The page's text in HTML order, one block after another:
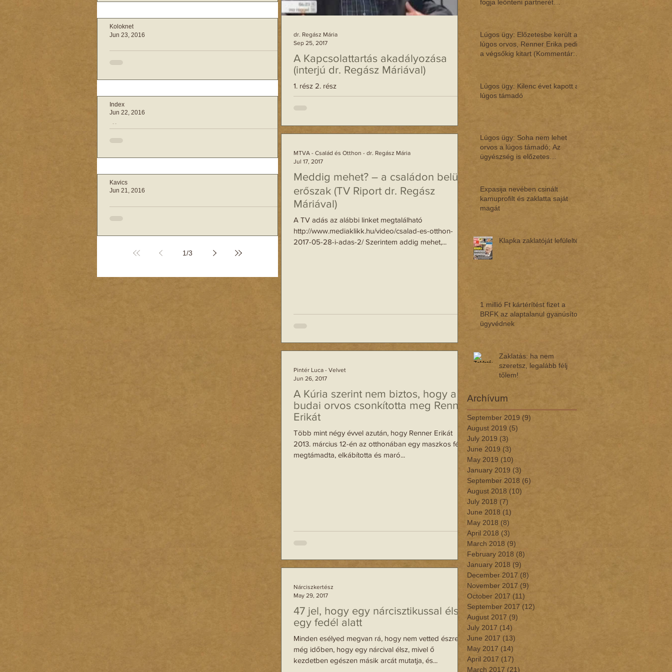
megelőzését célzó baranyai oktatóvideók a nőknek. A
kihívó öltözködés, az...
Dühkitörés – 5 intő jel
számára. Van azonban öt olyan figyelmeztető jel, mely
arra utal, hogy gyermeke...
Koloknet
Jun 23, 2016
Öten molesztáltak egy 14 éves
az ítéletét kedden annak az öt nyíregyházi fiúnak, akik
szexuálisan molesztáltak...
Index
Jun 22, 2016
Szentendrei gyilkosság: 56
szerelmét
Kavics
Jun 21, 2016
1/3
A Kapcsolattartás akadályozása
(interjú dr. Regász Máriával)
1. rész 2. rész
dr. Regász Mária
Sep 25, 2017
Meddig mehet? – a családon belüli
erőszak (TV Riport dr. Regász
Máriával)
A TV adás az alábbi linket megtalálható
http://www.mediaklikk.hu/video/csalad-es-otthon-
2017-05-28-i-adas-2/ Szerintem addig mehet,...
MTVA - Család és Otthon - dr. Regász Mária
Jul 17, 2017
A Kúria szerint nem biztos, hogy a
budai orvos csonkította meg Renner
Erikát
Több mint négy évvel azután, hogy Renner Erikát
2013. március 12-én az otthonában egy maszkos férfi
megtámadta, elkábította és maró...
Pintér Luca - Velvet
Jun 26, 2017
47 jel, hogy egy nárcisztikussal élsz
egy fedél alatt
Minden esélyed megvan rá, hogy nem vetted észre
még időben, hogy egy nárcival élsz, mivel ő
kezdetben egészen másik arcát mutatja, és...
Nárciszkertész
May 29, 2017
fogja leönteni partnerét
Lúgos ügy: Előzetesbe került a
lúgos orvos, Renner Erika pedig
a végsőkig kitart (Kommentár:
Lúgos ügy: Kilenc évet kapott a
lúgos támadó
Lúgos ügy: Soha nem lehet
orvos a lúgos támadó; Az
ügyészség is előzetes
Expasija nevében csinált
kamuprofilt és zaklatta saját
magát
Klapka zaklatóját lefülelték
1 millió Ft kártérítést fizet a
BRFK az alaptalanul gyanúsított
ügyvédnek
Zaklatás: ha nem
szeretsz, legalább félj
tőlem!
Archívum
September 2019 (9)
August 2019 (5)
July 2019 (3)
June 2019 (3)
May 2019 (10)
January 2019 (3)
September 2018 (6)
August 2018 (10)
July 2018 (7)
June 2018 (1)
May 2018 (8)
April 2018 (3)
March 2018 (9)
February 2018 (8)
January 2018 (9)
December 2017 (8)
November 2017 (9)
October 2017 (11)
September 2017 (12)
August 2017 (9)
July 2017 (14)
June 2017 (13)
May 2017 (14)
April 2017 (17)
March 2017 (21)